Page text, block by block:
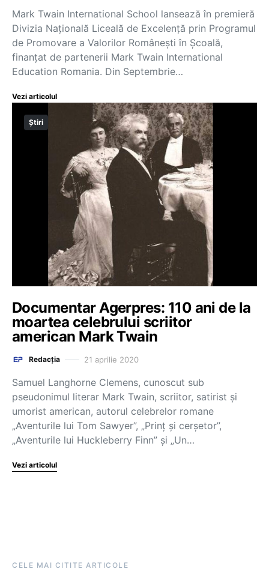
Mark Twain International School lansează în premieră
Divizia Națională Liceală de Excelență prin Programul
de Promovare a Valorilor Românești în Școală,
finanțat de partenerii Mark Twain International
Education Romania. Din Septembrie…
Vezi articolul
Știri
Documentar Agerpres: 110 ani de la
moartea celebrului scriitor
american Mark Twain
Redacția 21 aprilie 2020
Samuel Langhorne Clemens, cunoscut sub
pseudonimul literar Mark Twain, scriitor, satirist şi
umorist american, autorul celebrelor romane
„Aventurile lui Tom Sawyer”, „Prinţ şi cerşetor”,
„Aventurile lui Huckleberry Finn” şi „Un…
Vezi articolul
CELE MAI CITITE ARTICOLE